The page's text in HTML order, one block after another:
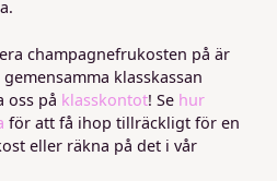
champagnefrukosten på är
klasskassan
oss på klasskontot! Se hur
för att få ihop tillräckligt för en
eller räkna på det i vår